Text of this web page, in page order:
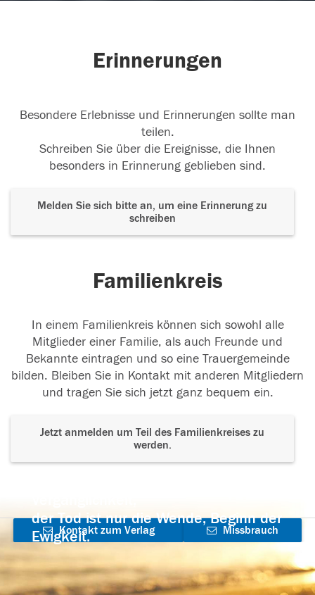
Erinnerungen
Besondere Erlebnisse und Erinnerungen sollte man
teilen.
Schreiben Sie über die Ereignisse, die Ihnen
besonders in Erinnerung geblieben sind.
Melden Sie sich bitte an, um eine Erinnerung zu
schreiben
Familienkreis
In einem Familienkreis können sich sowohl alle
Mitglieder einer Familie, als auch Freunde und
Bekannte eintragen und so eine Trauergemeinde
bilden. Bleiben Sie in Kontakt mit anderen Mitgliedern
und tragen Sie sich jetzt ganz bequem ein.
Jetzt anmelden um Teil des Familienkreises zu
werden.
der Tod ist nur die Wende, Beginn der
Ewigkeit.
Kontakt zum Verlag
aufnehmen
Missbrauch